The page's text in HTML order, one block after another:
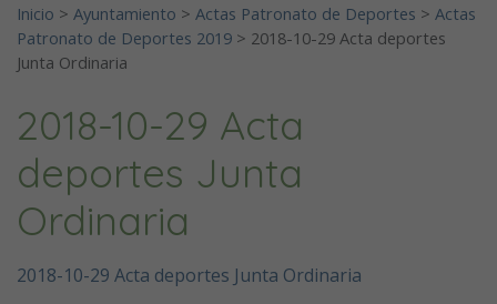
Inicio > Ayuntamiento > Actas Patronato de Deportes > Actas
Patronato de Deportes 2019 > 2018-10-29 Acta deportes
Junta Ordinaria
2018-10-29 Acta
deportes Junta
Ordinaria
2018-10-29 Acta deportes Junta Ordinaria